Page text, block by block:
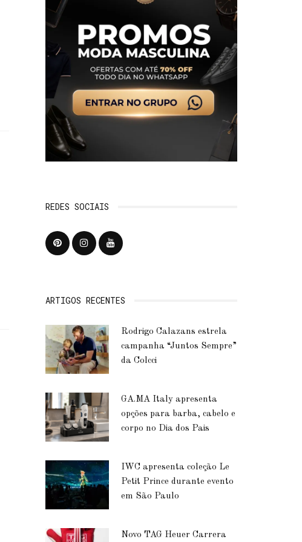
REDES SOCIAIS
ARTIGOS RECENTES
Rodrigo Calazans estrela
campanha “Juntos Sempre”
da Colcci
GA.MA Italy apresenta
opções para barba, cabelo e
corpo no Dia dos Pais
IWC apresenta coleção Le
Petit Prince durante evento
em São Paulo
Novo TAG Heuer Carrera